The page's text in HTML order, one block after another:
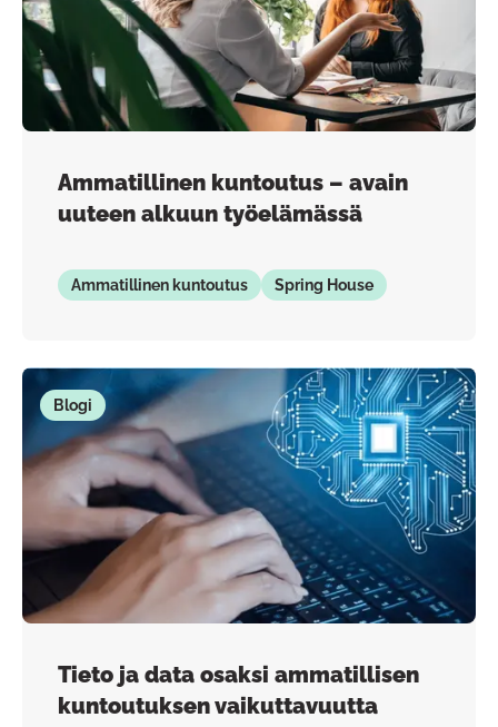
Ammatillinen kuntoutus – avain
uuteen alkuun työelämässä
Ammatillinen kuntoutus Spring House
Blogi
Tieto ja data osaksi ammatillisen
kuntoutuksen vaikuttavuutta